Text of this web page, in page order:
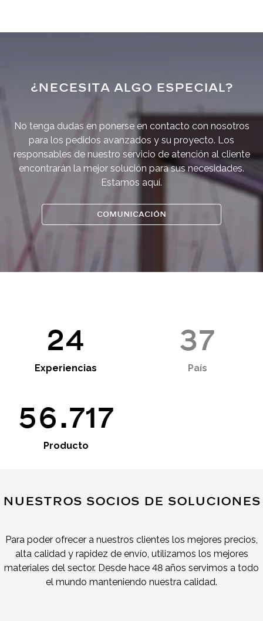
¿NECESITA ALGO ESPECIAL?
No tenga dudas en ponerse en contacto con nosotros
para los pedidos avanzados y su proyecto. Los
responsables de nuestro servicio de atención al cliente
encontrarán la mejor solución para sus necesidades.
Estamos aquí.
COMUNICACIÓN
30
Experiencias
47
País
71.369
Producto
NUESTROS SOCIOS DE SOLUCIONES
Para poder ofrecer a nuestros clientes los mejores precios,
alta calidad y rapidez de envío, utilizamos los mejores
materiales del sector. Desde hace 48 años servimos a todo
el mundo manteniendo nuestra calidad.